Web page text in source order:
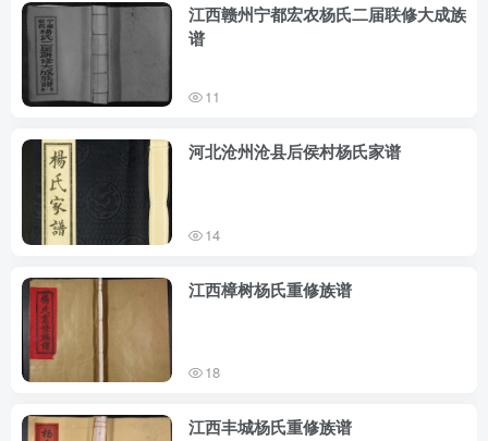
江西赣州宁都宏农杨氏二届联修大成族
谱
11
河北沧州沧县后侯村杨氏家谱
14
江西樟树杨氏重修族谱
18
江西丰城杨氏重修族谱